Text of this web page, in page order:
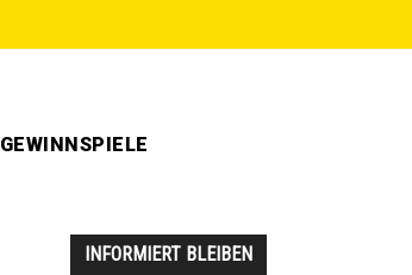
GEWINNSPIELE
INFORMIERT BLEIBEN